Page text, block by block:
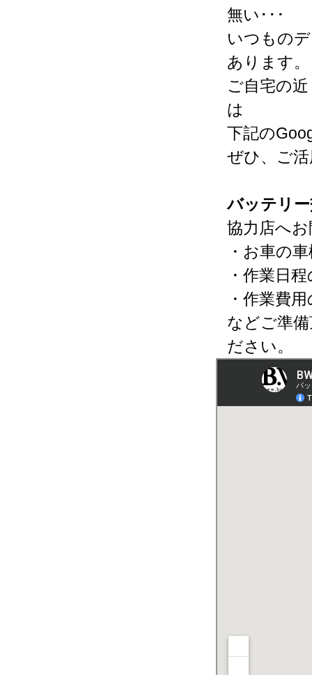
無い･･･
いつもの
あります
ご自宅の
は
下記の
ぜひ、ご
バッテリ
協力店へ
・お車の
・作業日
・作業費
などご準
ださい。